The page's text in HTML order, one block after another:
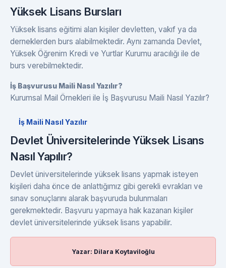
Yüksek Lisans Bursları
Yüksek lisans eğitimi alan kişiler devletten, vakıf ya da
derneklerden burs alabilmektedir. Aynı zamanda Devlet,
Yüksek Öğrenim Kredi ve Yurtlar Kurumu aracılığı ile de
burs verebilmektedir.
İş Başvurusu Maili Nasıl Yazılır?
Kurumsal Mail Örnekleri ile İş Başvurusu Maili Nasıl Yazılır?
İş Maili Nasıl Yazılır
Devlet Üniversitelerinde Yüksek Lisans
Nasıl Yapılır?
Devlet üniversitelerinde yüksek lisans yapmak isteyen
kişileri daha önce de anlattığımız gibi gerekli evrakları ve
sınav sonuçlarını alarak başvuruda bulunmaları
gerekmektedir. Başvuru yapmaya hak kazanan kişiler
devlet üniversitelerinde yüksek lisans yapabilir.
Yazar: Dilara Koytaviloğlu